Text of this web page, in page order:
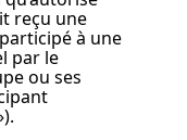
reçu une
à une
par le
ou ses